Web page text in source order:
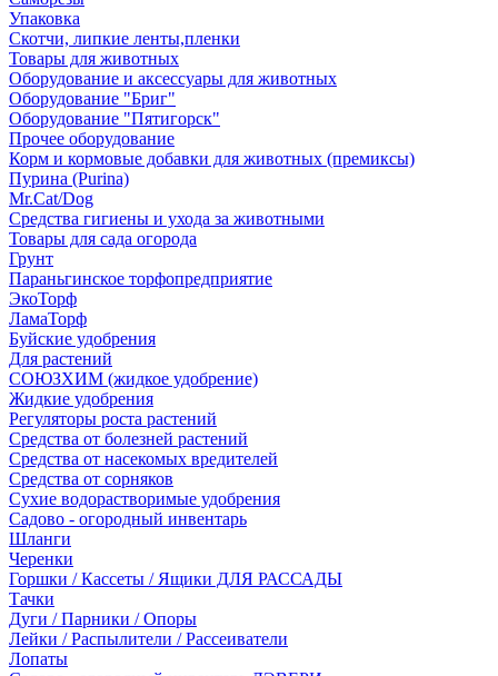
Упаковка
Скотчи, липкие ленты,пленки
Товары для животных
Оборудование и аксессуары для животных
Оборудование "Бриг"
Оборудование "Пятигорск"
Прочее оборудование
Корм и кормовые добавки для животных (премиксы)
Пурина (Purina)
Mr.Cat/Dog
Средства гигиены и ухода за животными
Товары для сада огорода
Грунт
Параньгинское торфопредприятие
ЭкоТорф
ЛамаТорф
Буйские удобрения
Для растений
СОЮЗХИМ (жидкое удобрение)
Жидкие удобрения
Регуляторы роста растений
Средства от болезней растений
Средства от насекомых вредителей
Средства от сорняков
Сухие водорастворимые удобрения
Садово - огородный инвентарь
Шланги
Черенки
Горшки / Кассеты / Ящики ДЛЯ РАССАДЫ
Тачки
Дуги / Парники / Опоры
Лейки / Распылители / Рассеиватели
Лопаты